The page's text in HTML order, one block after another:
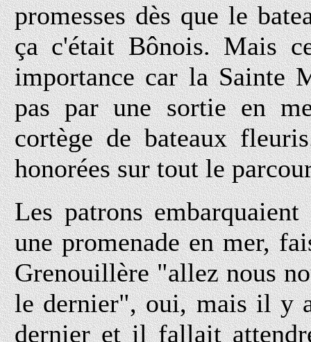
promesses dès que le
ça c'était Bônois. Mais
importance car la Sainte
pas par une sortie en
cortège de bateaux
honorées sur tout le
Les patrons
une promenade en mer,
Grenouillère "allez nous
le dernier", oui, mais il y
dernier et il fallait